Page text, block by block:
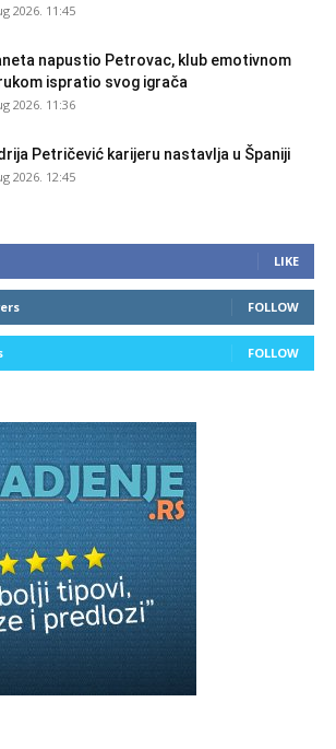
2026. 11:45
napustio Petrovac, klub emotivnom
ispratio svog igrača
2026. 11:36
Petričević karijeru nastavlja u Španiji
2026. 12:45
LIKE
FOLLOW
FOLLOW